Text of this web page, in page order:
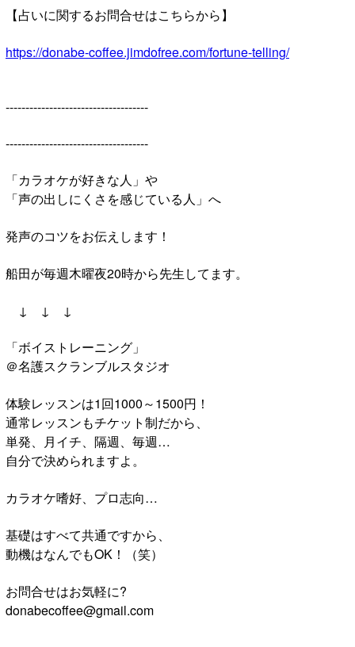
【占いに関するお問合せはこちらから】
https://donabe-coffee.jimdofree.com/fortune-telling/
------------------------------------
------------------------------------
「カラオケが好きな人」や
「声の出しにくさを感じている人」へ
発声のコツをお伝えします！
船田が毎週木曜夜20時から先生してます。
↓ ↓ ↓
「ボイストレーニング」
＠名護スクランブルスタジオ
体験レッスンは1回1000～1500円！
通常レッスンもチケット制だから、
単発、月イチ、隔週、毎週…
自分で決められますよ。
カラオケ嗜好、プロ志向…
基礎はすべて共通ですから、
動機はなんでもOK！（笑）
お問合せはお気軽に?
donabecoffee@gmail.com